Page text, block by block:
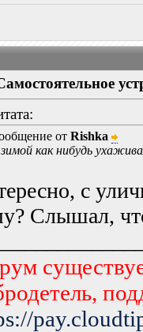
от Rishka
как нибудь
с
Слышал,